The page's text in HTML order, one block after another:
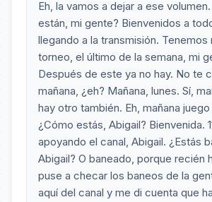
Eh, la vamos a dejar a ese
están, mi gente? Bienvenidos a
llegando a la transmisión. Tenemos
torneo, el último de la semana, mi
Después de este ya no hay. No te
mañana, ¿eh? Mañana, lunes. Sí,
hay otro también. Eh, mañana
¿Cómo estás, Abigail? Bienvenida.
apoyando el canal, Abigail. ¿Estás
Abigail? O baneado, porque recién
puse a checar los baneos de la
aquí del canal y me di cuenta que